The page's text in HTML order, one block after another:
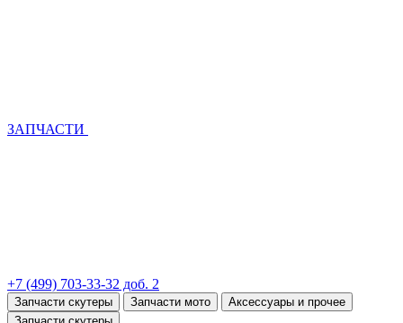
ЗАПЧАСТИ
+7 (499) 703-33-32 доб. 2
Запчасти скутеры Запчасти мото
Аксессуары и прочее